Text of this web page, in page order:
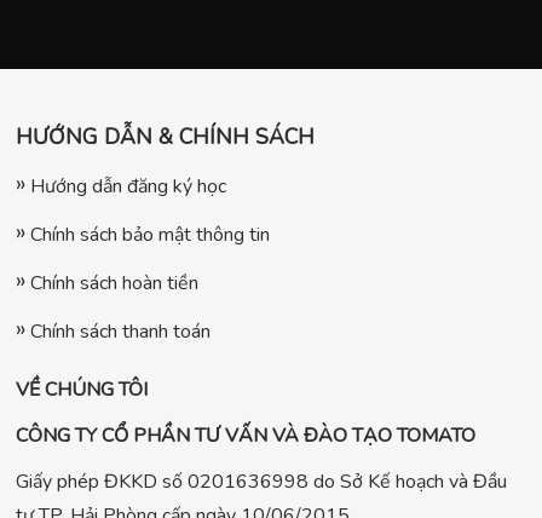
HƯỚNG DẪN & CHÍNH SÁCH
Hướng dẫn đăng ký học
Chính sách bảo mật thông tin
Chính sách hoàn tiền
Chính sách thanh toán
VỀ CHÚNG TÔI
CÔNG TY CỔ PHẦN TƯ VẤN VÀ ĐÀO TẠO TOMATO
Giấy phép ĐKKD số 0201636998 do Sở Kế hoạch và Đầu